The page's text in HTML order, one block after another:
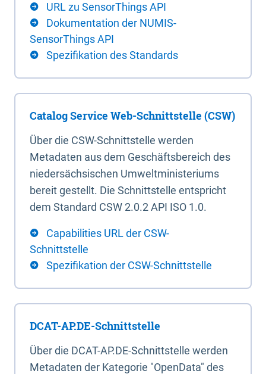
URL zu SensorThings API
Dokumentation der NUMIS-
SensorThings API
Spezifikation des Standards
Catalog Service Web-Schnittstelle (CSW)
Über die CSW-Schnittstelle werden
Metadaten aus dem Geschäftsbereich des
niedersächsischen Umweltministeriums
bereit gestellt. Die Schnittstelle entspricht
dem Standard CSW 2.0.2 API ISO 1.0.
Capabilities URL der CSW-
Schnittstelle
Spezifikation der CSW-Schnittstelle
DCAT-AP.DE-Schnittstelle
Über die DCAT-AP.DE-Schnittstelle werden
Metadaten der Kategorie "OpenData" des